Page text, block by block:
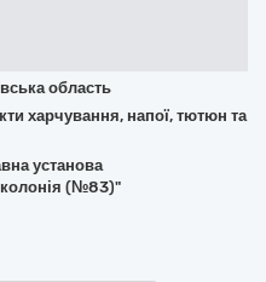
область
харчування, напої, тютюн та
установа
колонія (№83)"